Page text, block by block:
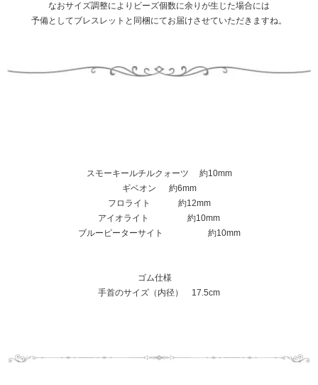
なおサイズ調整によりビーズ個数に余りが生じた場合には
予備としてブレスレットと同梱にてお届けさせていただきますね。
スモーキールチルクォーツ 約10mm
ギベオン 約6mm
フロライト 約12mm
アイオライト 約10mm
ブルーピーターサイト 約10mm
ゴム仕様
手首のサイズ（内径） 17.5cm